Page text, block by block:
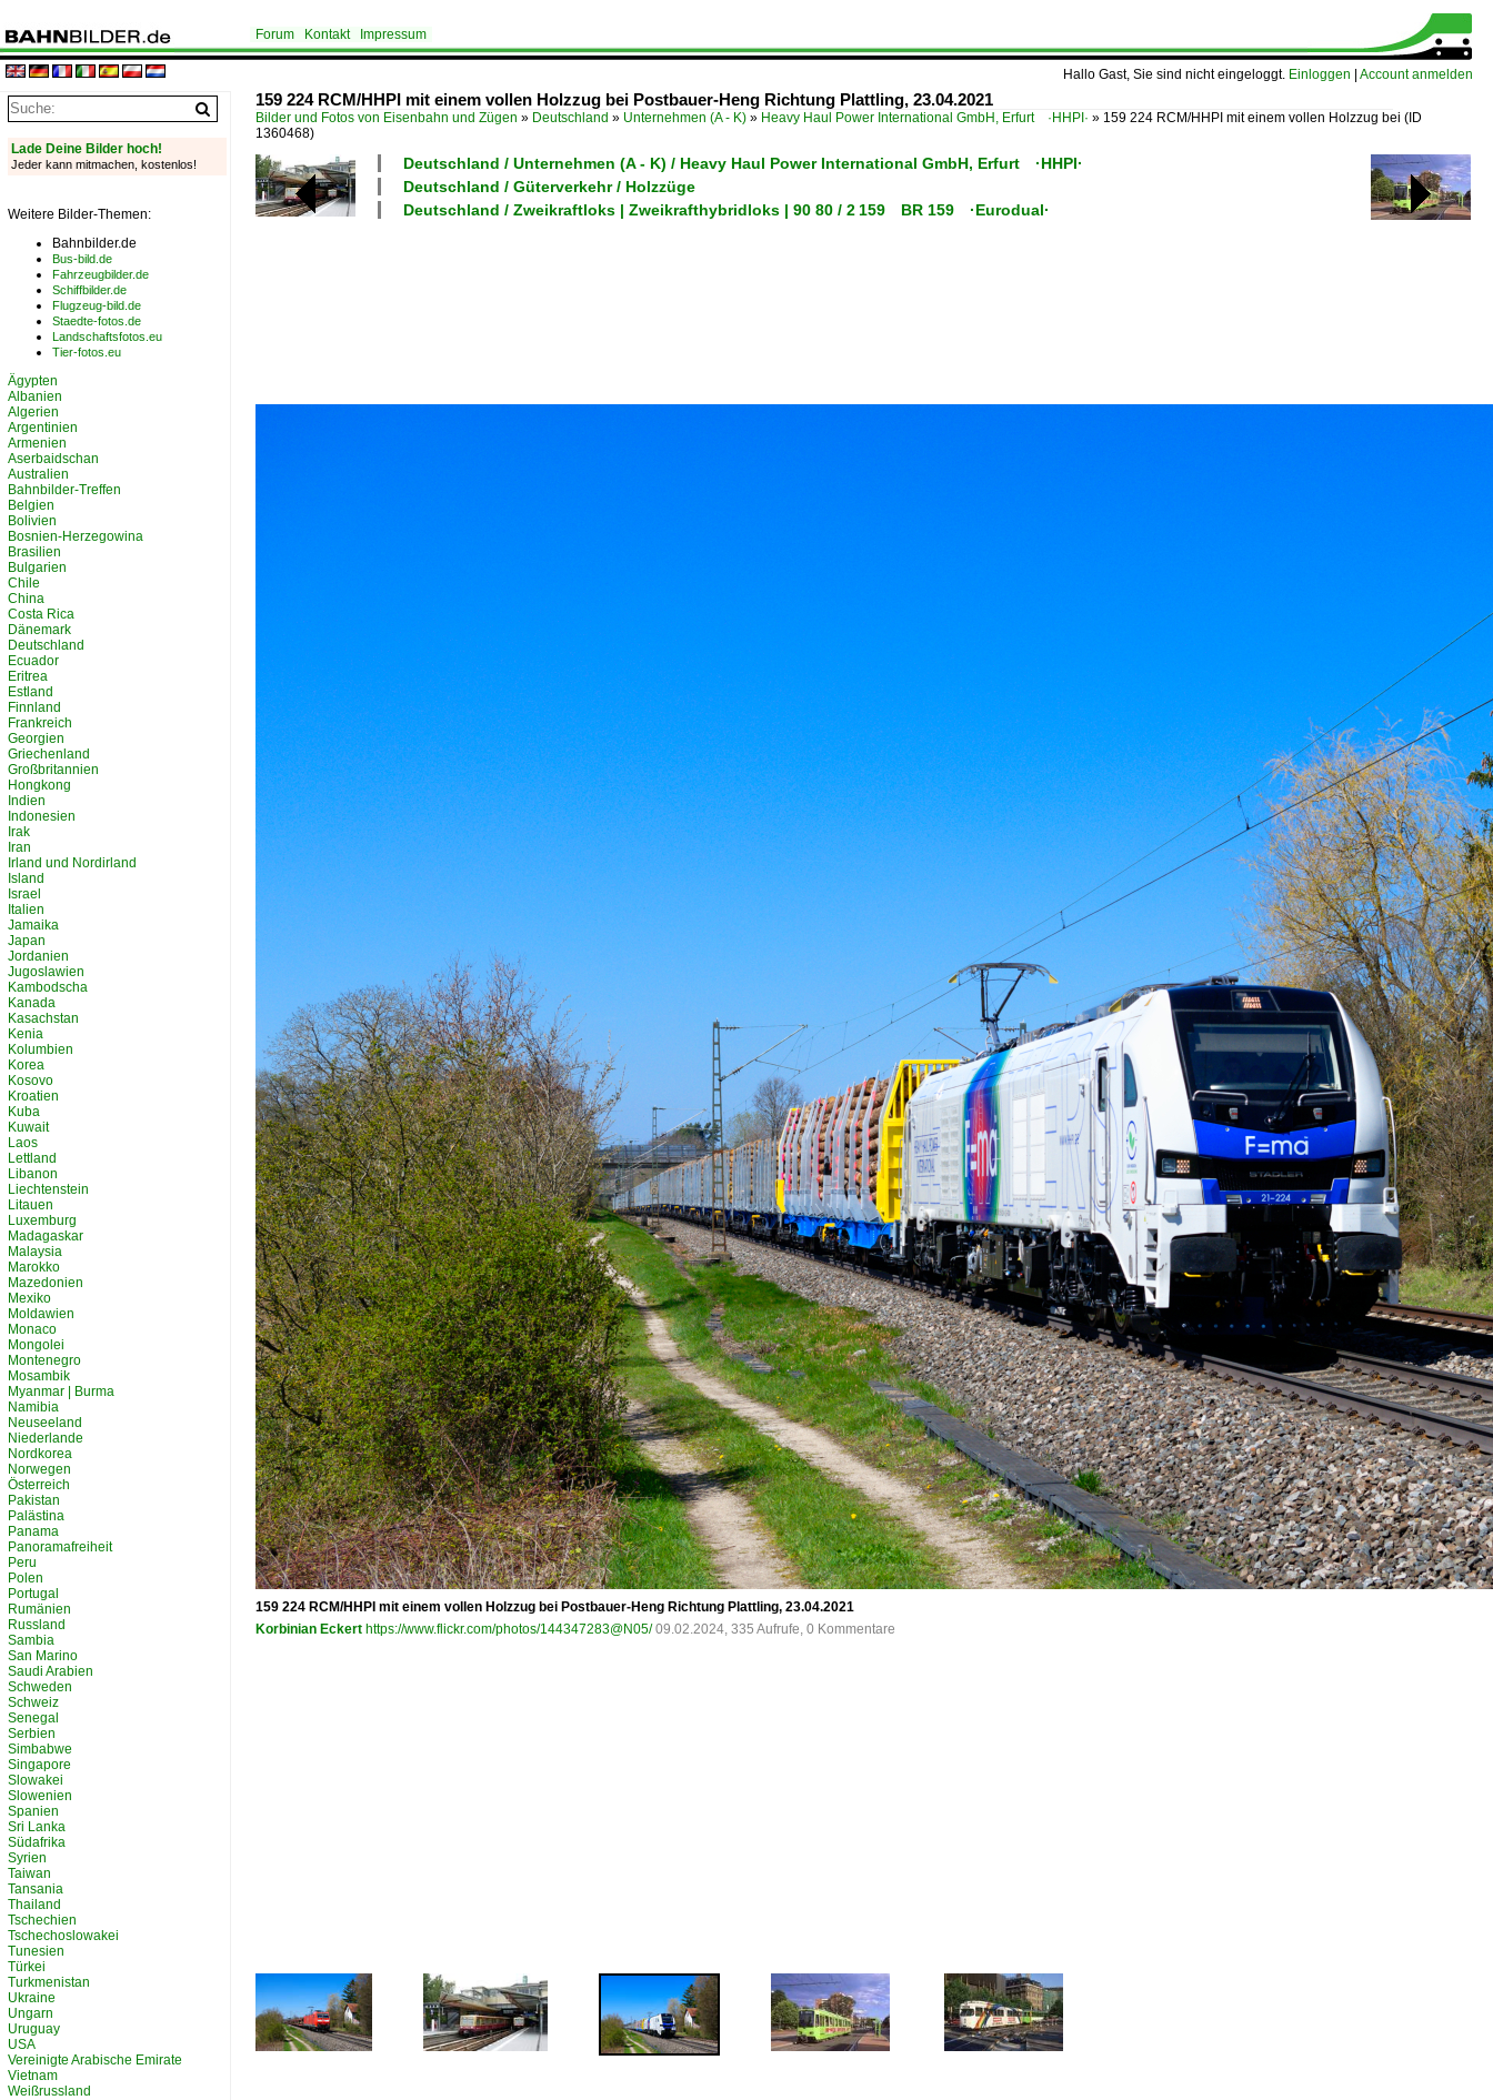
Hallo Gast, Sie sind nicht eingeloggt. Einloggen Account anmelden
Forum Kontakt Impressum
159 224 RCM/HHPI mit einem vollen Holzzug bei Postbauer-Heng Richtung Plattling, 23.04.2021
Bilder und Fotos von Eisenbahn und Zügen » Deutschland » Unternehmen (A - K) » Heavy Haul Power International GmbH, Erfurt ·HHPI· » 159 224 RCM/HHPI mit einem vollen Holzzug bei (ID
1360468)
Deutschland / Unternehmen (A - K) / Heavy Haul Power International GmbH, Erfurt ·HHPI·
Deutschland / Güterverkehr / Holzzüge
Deutschland / Zweikraftloks | Zweikrafthybridloks | 90 80 / 2 159 BR 159 ·Eurodual·
159 224 RCM/HHPI mit einem vollen Holzzug bei Postbauer-Heng Richtung Plattling, 23.04.2021
Korbinian Eckert https://www.flickr.com/photos/144347283@N05/ 09.02.2024, 335 Aufrufe, 0 Kommentare
Lade Deine Bilder hoch!
Jeder kann mitmachen, kostenlos!
Weitere Bilder-Themen:
Bahnbilder.de
Bus-bild.de
Fahrzeugbilder.de
Schiffbilder.de
Flugzeug-bild.de
Staedte-fotos.de
Landschaftsfotos.eu
Tier-fotos.eu
Ägypten
Albanien
Algerien
Argentinien
Armenien
Aserbaidschan
Australien
Bahnbilder-Treffen
Belgien
Bolivien
Bosnien-Herzegowina
Brasilien
Bulgarien
Chile
China
Costa Rica
Dänemark
Deutschland
Ecuador
Eritrea
Estland
Finnland
Frankreich
Georgien
Griechenland
Großbritannien
Hongkong
Indien
Indonesien
Irak
Iran
Irland und Nordirland
Island
Israel
Italien
Jamaika
Japan
Jordanien
Jugoslawien
Kambodscha
Kanada
Kasachstan
Kenia
Kolumbien
Korea
Kosovo
Kroatien
Kuba
Kuwait
Laos
Lettland
Libanon
Liechtenstein
Litauen
Luxemburg
Madagaskar
Malaysia
Marokko
Mazedonien
Mexiko
Moldawien
Monaco
Mongolei
Montenegro
Mosambik
Myanmar | Burma
Namibia
Neuseeland
Niederlande
Nordkorea
Norwegen
Österreich
Pakistan
Palästina
Panama
Panoramafreiheit
Peru
Polen
Portugal
Rumänien
Russland
Sambia
San Marino
Saudi Arabien
Schweden
Schweiz
Senegal
Serbien
Simbabwe
Singapore
Slowakei
Slowenien
Spanien
Sri Lanka
Südafrika
Syrien
Taiwan
Tansania
Thailand
Tschechien
Tschechoslowakei
Tunesien
Türkei
Turkmenistan
Ukraine
Ungarn
Uruguay
USA
Vereinigte Arabische Emirate
Vietnam
Weißrussland